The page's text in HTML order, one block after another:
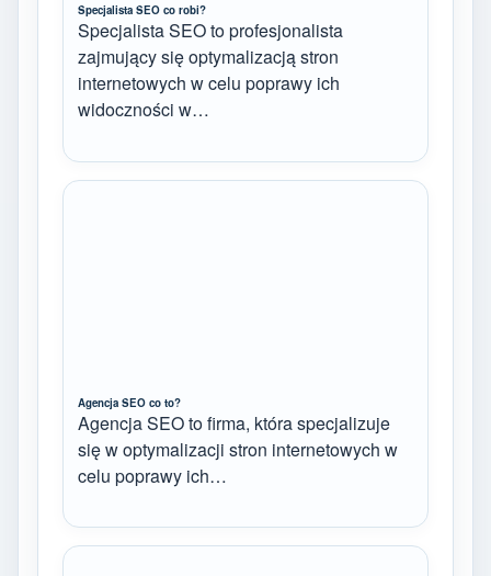
Specjalista SEO co robi?
Specjalista SEO to profesjonalista
zajmujący się optymalizacją stron
internetowych w celu poprawy ich
widoczności w…
Agencja SEO co to?
Agencja SEO to firma, która specjalizuje
się w optymalizacji stron internetowych w
celu poprawy ich…